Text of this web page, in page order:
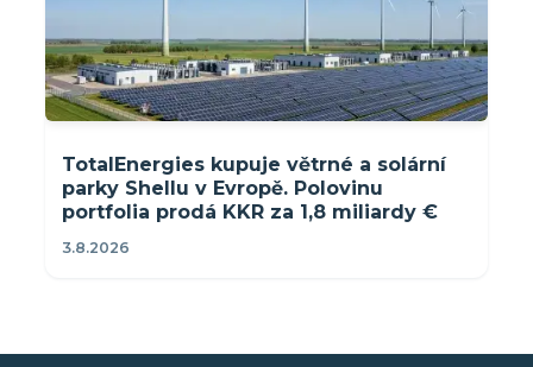
TotalEnergies kupuje větrné a solární
parky Shellu v Evropě. Polovinu
portfolia prodá KKR za 1,8 miliardy €
3.8.2026